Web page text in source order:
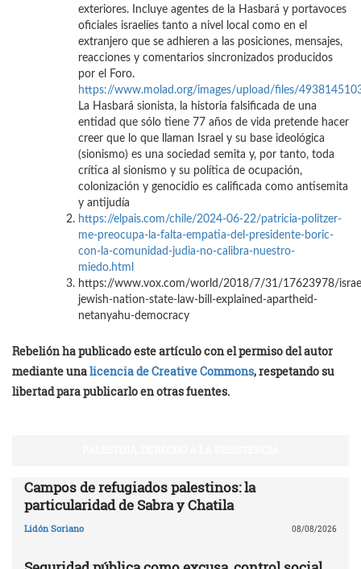
exteriores. Incluye agentes de la Hasbará y portavoces
oficiales israelíes tanto a nivel local como en el
extranjero que se adhieren a las posiciones, mensajes,
reacciones y comentarios sincronizados producidos
por el Foro.
https://www.molad.org/images/upload/files/
La Hasbará sionista, la historia falsificada de una
entidad que sólo tiene 77 años de vida pretende hacer
creer que lo que llaman Israel y su base ideológica
(sionismo) es una sociedad semita y, por tanto, toda
crítica al sionismo y su política de ocupación,
colonización y genocidio es calificada como antisemita
y antijudía
https://elpais.com/chile/2024-06-22/patricia-politzer-
me-preocupa-la-falta-empatia-del-presidente-boric-
con-la-comunidad-judia-no-calibra-nuestro-
miedo.html
https://www.vox.com/world/2018/7/31/17623978/
jewish-nation-state-law-bill-explained-apartheid-
netanyahu-democracy
Rebelión ha publicado este artículo con el permiso del autor
mediante unalicencia de Creative Commons, respetando su
libertad para publicarlo en otras fuentes.
Campos de refugiados palestinos: la
particularidad de Sabra y Chatila
Lidón Soriano 08/08/2026